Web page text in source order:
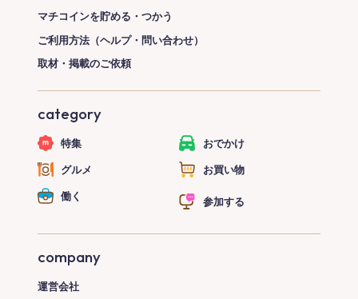
マチコインを貯める・つかう
ご利用方法（ヘルプ・問い合わせ）
取材・掲載のご依頼
category
特集 おでかけ
グルメ お買い物
働く 参加する
company
運営会社